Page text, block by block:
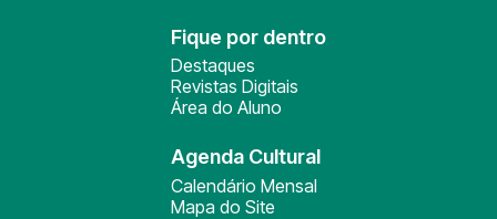
Fique por dentro
Destaques
Revistas Digitais
Área do Aluno
Agenda Cultural
Calendário Mensal
Mapa do Site